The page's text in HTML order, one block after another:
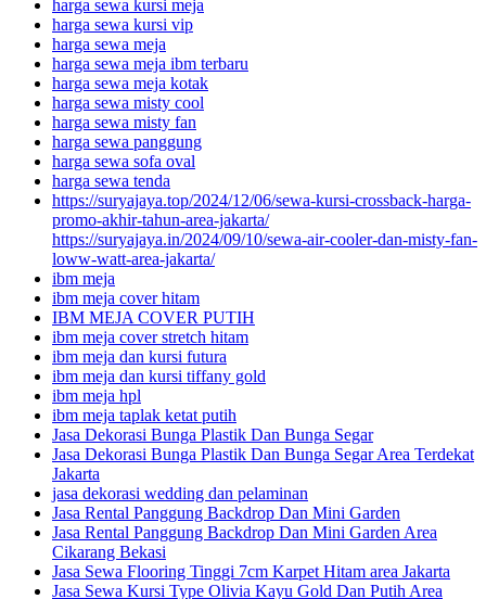
harga sewa kursi meja
harga sewa kursi vip
harga sewa meja
harga sewa meja ibm terbaru
harga sewa meja kotak
harga sewa misty cool
harga sewa misty fan
harga sewa panggung
harga sewa sofa oval
harga sewa tenda
https://suryajaya.top/2024/12/06/sewa-kursi-crossback-harga-
promo-akhir-tahun-area-jakarta/
https://suryajaya.in/2024/09/10/sewa-air-cooler-dan-misty-fan-
loww-watt-area-jakarta/
ibm meja
ibm meja cover hitam
IBM MEJA COVER PUTIH
ibm meja cover stretch hitam
ibm meja dan kursi futura
ibm meja dan kursi tiffany gold
ibm meja hpl
ibm meja taplak ketat putih
Jasa Dekorasi Bunga Plastik Dan Bunga Segar
Jasa Dekorasi Bunga Plastik Dan Bunga Segar Area Terdekat
Jakarta
jasa dekorasi wedding dan pelaminan
Jasa Rental Panggung Backdrop Dan Mini Garden
Jasa Rental Panggung Backdrop Dan Mini Garden Area
Cikarang Bekasi
Jasa Sewa Flooring Tinggi 7cm Karpet Hitam area Jakarta
Jasa Sewa Kursi Type Olivia Kayu Gold Dan Putih Area